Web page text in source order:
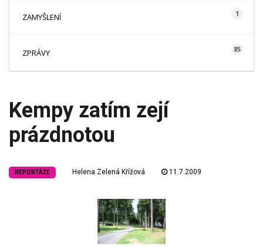
ZAMYŠLENÍ 1
ZPRÁVY 85
Kempy zatím zejí
prázdnotou
REPORTÁŽE Helena Zelená Křížová 11.7.2009